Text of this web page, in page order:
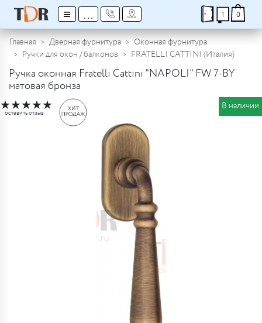
≡ ... 1 0
Главная Дверная фурнитура
Оконная фурнитура
Ручки для окон / балконов
FRATELLI CATTINI (Италия)
Ручка оконная Fratelli Cattini "NAPOLI" FW 7-BY
матовая бронза
★★★★★
оставить отзыв
В наличии